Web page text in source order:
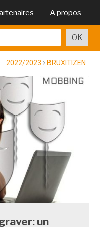
A propos
2022/2023 BRUXITIZEN
un